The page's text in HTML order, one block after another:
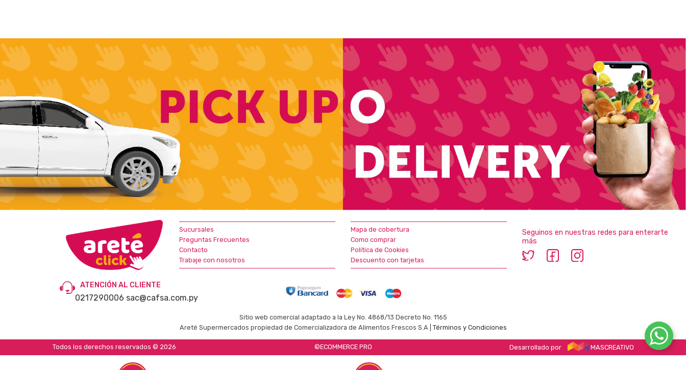
Sucursales
Preguntas Frecuentes
Contacto
Trabaje con nosotros
Mapa de cobertura
Como comprar
Política de Cookies
Descuento con tarjetas
Seguinos en nuestras redes para enterarte
más
ATENCIÓN AL CLIENTE
0217290006 sac@cafsa.com.py
Sitio web comercial adaptado a la Ley No. 4868/13 Decreto No. 1165
Areté Supermercados propiedad de Comercializadora de Alimentos Frescos S.A | Términos y Condiciones
Todos los derechos reservados © 2026 ©ECOMMERCE PRO Desarrollado por MASCREATIVO